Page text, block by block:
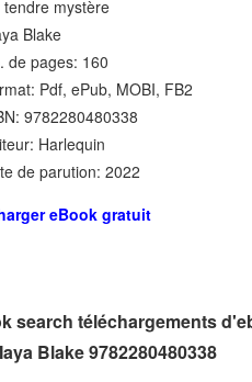
tendre mystère
Blake
de pages: 160
Pdf, ePub, MOBI, FB2
9782280480338
Harlequin
de parution: 2022
eBook gratuit
search téléchargements
Blake 9782280480338